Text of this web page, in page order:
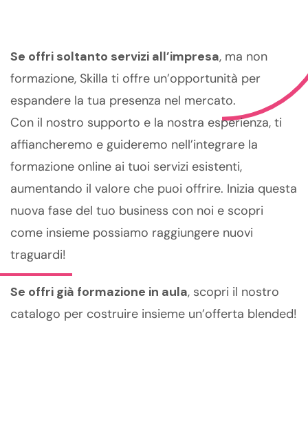
Se offri soltanto servizi all’impresa, ma non
formazione, Skilla ti offre un’opportunità per
espandere la tua presenza nel mercato.
Con il nostro supporto e la nostra esperienza, ti
affiancheremo e guideremo nell’integrare la
formazione online ai tuoi servizi esistenti,
aumentando il valore che puoi offrire. Inizia questa
nuova fase del tuo business con noi e scopri
come insieme possiamo raggiungere nuovi
traguardi!
Se offri già formazione in aula, scopri il nostro
catalogo per costruire insieme un’offerta blended!